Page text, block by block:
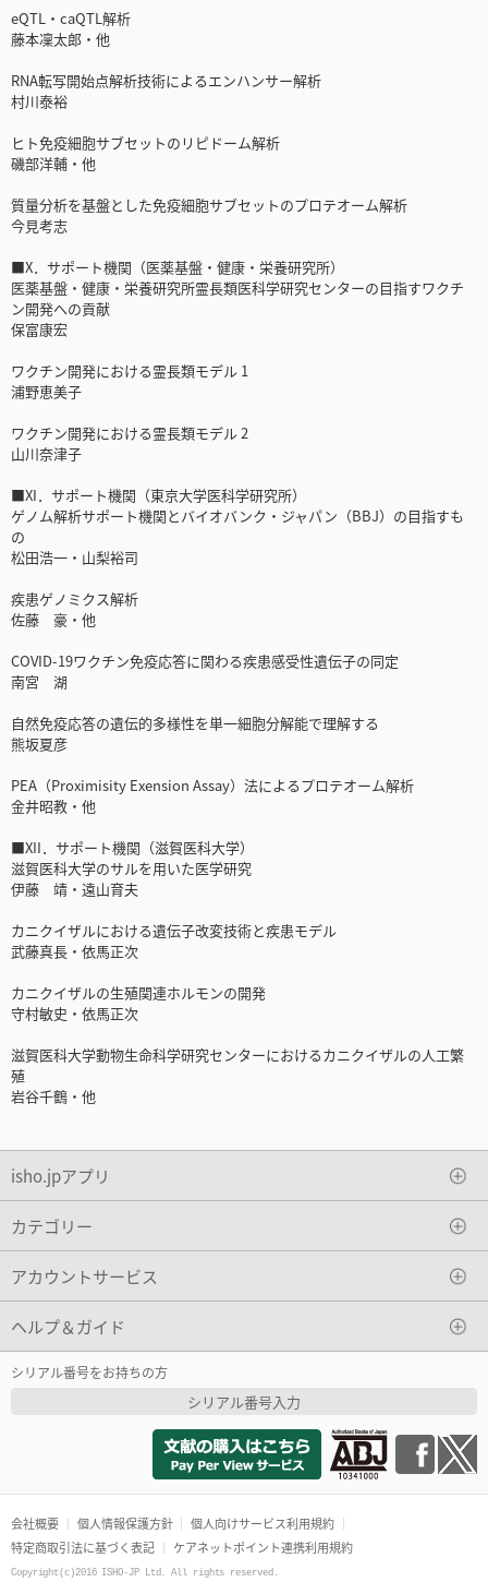
eQTL・caQTL解析
藤本凜太郎・他
RNA転写開始点解析技術によるエンハンサー解析
村川泰裕
ヒト免疫細胞サブセットのリピドーム解析
磯部洋輔・他
質量分析を基盤とした免疫細胞サブセットのプロテオーム解析
今見考志
■X．サポート機関（医薬基盤・健康・栄養研究所）
医薬基盤・健康・栄養研究所霊長類医科学研究センターの目指すワクチ
ン開発への貢献
保富康宏
ワクチン開発における霊長類モデル 1
浦野恵美子
ワクチン開発における霊長類モデル 2
山川奈津子
■XI．サポート機関（東京大学医科学研究所）
ゲノム解析サポート機関とバイオバンク・ジャパン（BBJ）の目指すも
の
松田浩一・山梨裕司
疾患ゲノミクス解析
佐藤 豪・他
COVID-19ワクチン免疫応答に関わる疾患感受性遺伝子の同定
南宮 湖
自然免疫応答の遺伝的多様性を単一細胞分解能で理解する
熊坂夏彦
PEA（Proximisity Exension Assay）法によるプロテオーム解析
金井昭教・他
■XII．サポート機関（滋賀医科大学）
滋賀医科大学のサルを用いた医学研究
伊藤 靖・遠山育夫
カニクイザルにおける遺伝子改変技術と疾患モデル
武藤真長・依馬正次
カニクイザルの生殖関連ホルモンの開発
守村敏史・依馬正次
滋賀医科大学動物生命科学研究センターにおけるカニクイザルの人工繁
殖
岩谷千鶴・他
isho.jpアプリ
カテゴリー
アカウントサービス
ヘルプ＆ガイド
シリアル番号をお持ちの方
シリアル番号入力
会社概要 個人情報保護方針
個人向けサービス利用規約
特定商取引法に基づく表記
ケアネットポイント連携利用規約
Copyright(c)2016 ISHO-JP Ltd. All rights reserved.